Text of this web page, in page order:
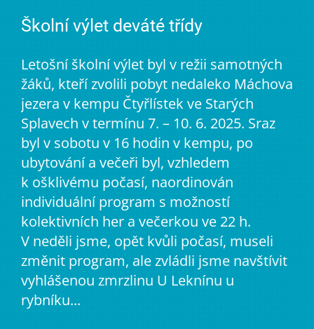
Školní výlet deváté třídy
Letošní školní výlet byl v režii samotných
žáků, kteří zvolili pobyt nedaleko Máchova
jezera v kempu Čtyřlístek ve Starých
Splavech v termínu 7. – 10. 6. 2025. Sraz
byl v sobotu v 16 hodin v kempu, po
ubytování a večeři byl, vzhledem
k ošklivému počasí, naordinován
individuální program s možností
kolektivních her a večerkou ve 22 h.
V neděli jsme, opět kvůli počasí, museli
změnit program, ale zvládli jsme navštívit
vyhlášenou zmrzlinu U Leknínu u
rybníku...